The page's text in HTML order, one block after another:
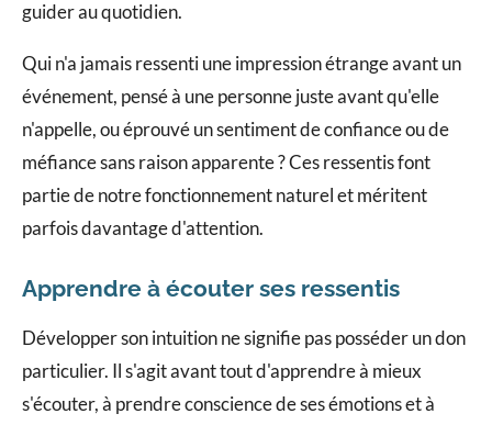
guider au quotidien.
Qui n'a jamais ressenti une impression étrange avant un
événement, pensé à une personne juste avant qu'elle
n'appelle, ou éprouvé un sentiment de confiance ou de
méfiance sans raison apparente ? Ces ressentis font
partie de notre fonctionnement naturel et méritent
parfois davantage d'attention.
Apprendre à écouter ses ressentis
Développer son intuition ne signifie pas posséder un don
particulier. Il s'agit avant tout d'apprendre à mieux
s'écouter, à prendre conscience de ses émotions et à